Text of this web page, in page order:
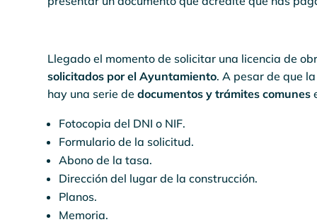
Llegado el momento de solicitar una licencia de
solicitados por el Ayuntamiento. A pesar de que
hay una serie dedocumentos y trámites comunes
Fotocopia del DNI o NIF.
Formulario de la solicitud.
Abono de la tasa.
Dirección del lugar de la construcción.
Planos.
Memoria.